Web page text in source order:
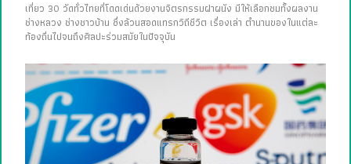
เที่ยว 30 วัดทั่วไทยที่โดดเด่นด้วยงานจิตรกรรมฝาผนัง มีให้เลือกชมทั้งผลงาน
ช่างหลวง ช่างชาวบ้าน ซึ่งล้วนสอดแทรกวิถีชีวิต เรื่องเล่า ตำนานของในแต่ละ
ท้องถิ่นไปจนถึงศิลปะร่วมสมัยในปัจจุบัน